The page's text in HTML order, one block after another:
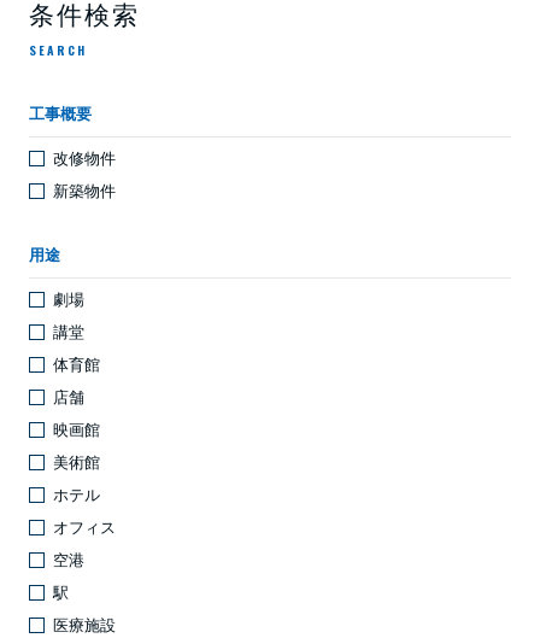
条件検索
SEARCH
工事概要
改修物件
新築物件
用途
劇場
講堂
体育館
店舗
映画館
美術館
ホテル
オフィス
空港
駅
医療施設